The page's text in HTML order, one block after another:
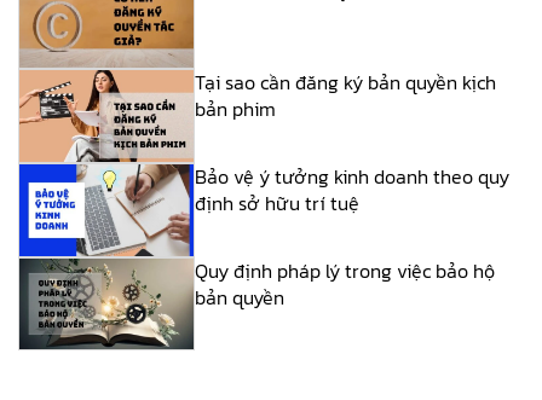
Tại sao cần đăng ký bản quyền kịch
bản phim
Bảo vệ ý tưởng kinh doanh theo quy
định sở hữu trí tuệ
Quy định pháp lý trong việc bảo hộ
bản quyền